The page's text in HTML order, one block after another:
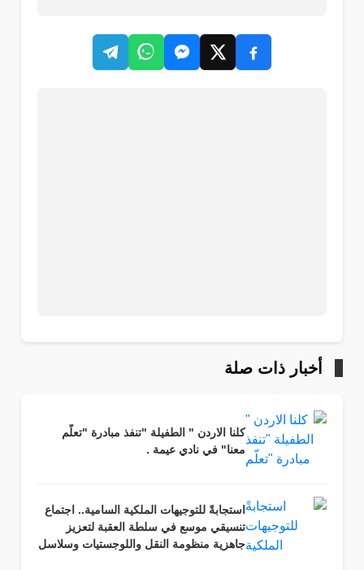
أخبار ذات صلة
كلنا الاردن " الطفيلة "تنفذ مبادرة "تعلّم
معنا" في نادي عيمة .
استجابةً للتوجيهات الملكية السامية.. اجتماع
تنسيقي موسع في سلطة العقبة لتعزيز
جاهزية منظومة النقل واللوجستيات وسلاسل